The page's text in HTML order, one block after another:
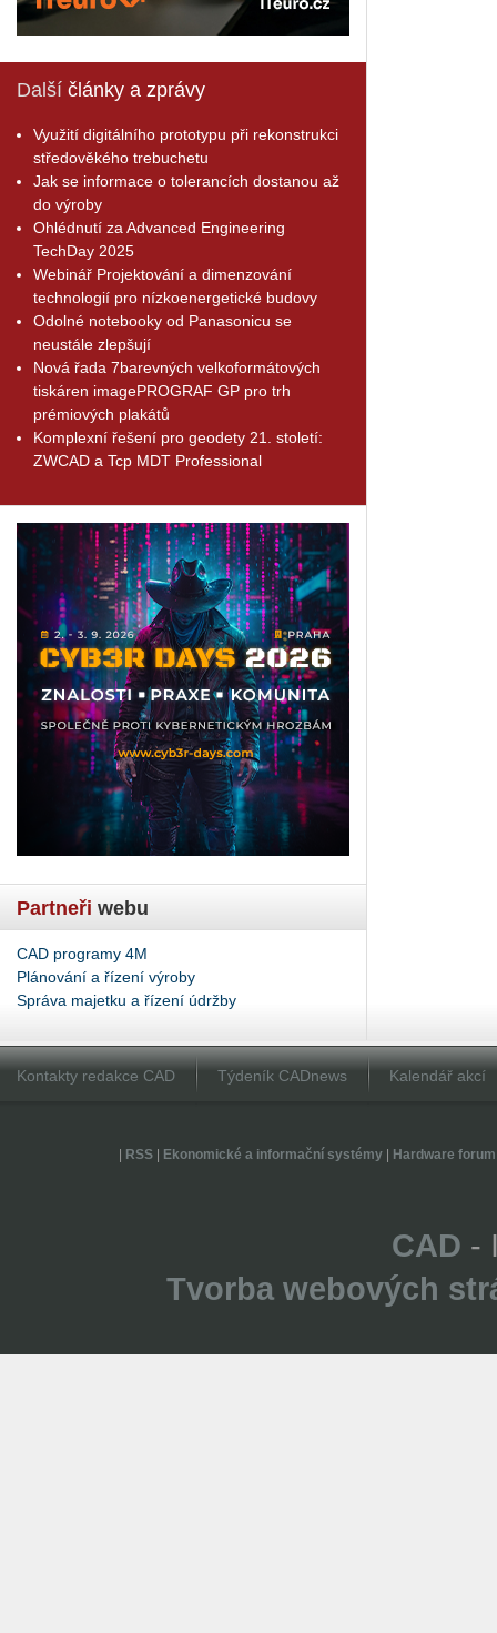
Další články a zprávy
Využití digitálního prototypu při rekonstrukci
středověkého trebuchetu
Jak se informace o tolerancích dostanou až
do výroby
Ohlédnutí za Advanced Engineering
TechDay 2025
Webinář Projektování a dimenzování
technologií pro nízkoenergetické budovy
Odolné notebooky od Panasonicu se
neustále zlepšují
Nová řada 7barevných velkoformátových
tiskáren imagePROGRAF GP pro trh
prémiových plakátů
Komplexní řešení pro geodety 21. století:
ZWCAD a Tcp MDT Professional
Partneři webu
CAD programy 4M
Plánování a řízení výroby
Správa majetku a řízení údržby
Kontakty redakce CAD Týdeník CADnews Kalendář akcí
RSS| Ekonomické a informační systémy| Hardware forum
CAD -
Tvorba webových